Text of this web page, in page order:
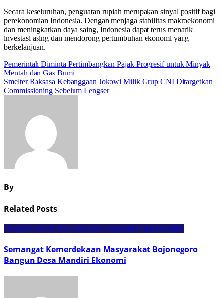
Secara keseluruhan, penguatan rupiah merupakan sinyal positif bagi
perekonomian Indonesia. Dengan menjaga stabilitas makroekonomi
dan meningkatkan daya saing, Indonesia dapat terus menarik
investasi asing dan mendorong pertumbuhan ekonomi yang
berkelanjuan.
Navigasi
pos
Pemerintah Diminta Pertimbangkan Pajak Progresif untuk Minyak
Mentah dan Gas Bumi
Smelter Raksasa Kebanggaan Jokowi Milik Grup CNI Ditargetkan
Commissioning Sebelum Lengser
By
Related Posts
Ekonomi Kreatif dan Pariwisata Ekonomi Lokal Headline
Semangat Kemerdekaan Masyarakat Bojonegoro
Bangun Desa Mandiri Ekonomi